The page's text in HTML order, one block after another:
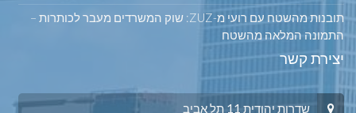
תובנות מהשטח עם רועי מ-ZUZ: שוק המשרדים מעבר לכותרות –
התמונה המלאה מהשטח
יצירת קשר
שדרות יהודית 11 תל אביב